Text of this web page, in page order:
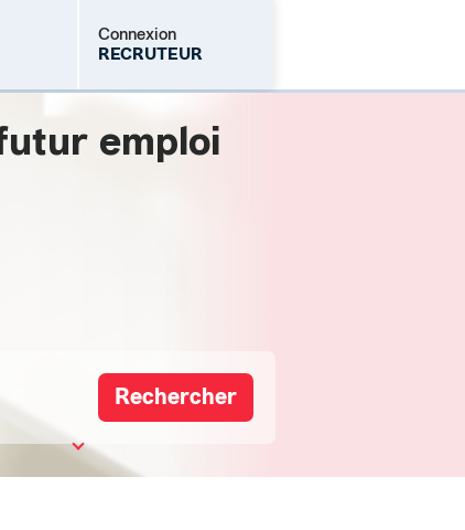
Connexion
RECRUTEUR
Mot de passe oublié
emploi